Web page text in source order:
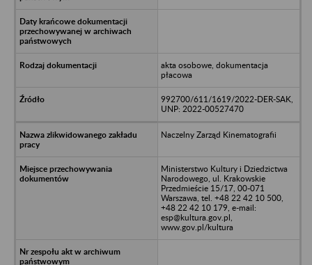
akta osobowe, dokumentacja
płacowa
992700/611/1619/2022-DER-SAK,
UNP: 2022-00527470
Naczelny Zarząd Kinematografii
Ministerstwo Kultury i Dziedzictwa
Narodowego, ul. Krakowskie
Przedmieście 15/17, 00-071
Warszawa, tel. +48 22 42 10 500,
+48 22 42 10 179, e-mail:
esp@kultura.gov.pl,
www.gov.pl/kultura